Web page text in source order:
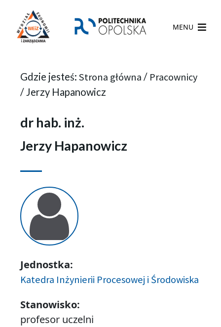
MENU
Gdzie jesteś: Strona główna / Pracownicy
/ Jerzy Hapanowicz
dr hab. inż.
Jerzy Hapanowicz
Jednostka:
Katedra Inżynierii Procesowej i Środowiska
Stanowisko:
profesor uczelni